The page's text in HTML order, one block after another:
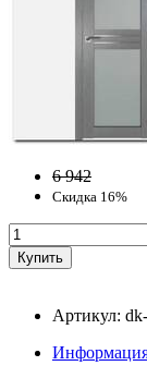
6 942
Скидка 16%
Артикул: